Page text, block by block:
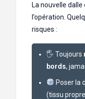
La nouvelle dalle
l’opération.
risques :
🖐️ Toujours
bords,
Poser la
(tissu